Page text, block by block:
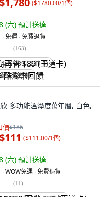
$1,780 ($1780.00/1個)
(六) 預計送達
免運 ∙ 免費退貨
(163)
省 $89 (王道卡)
澎幣回饋
多功能溫溼度萬年曆, 白色,
價$186
$111 ($111.00/1個)
(六) 預計送達
WOW免運 ∙ 免費退貨
(11)